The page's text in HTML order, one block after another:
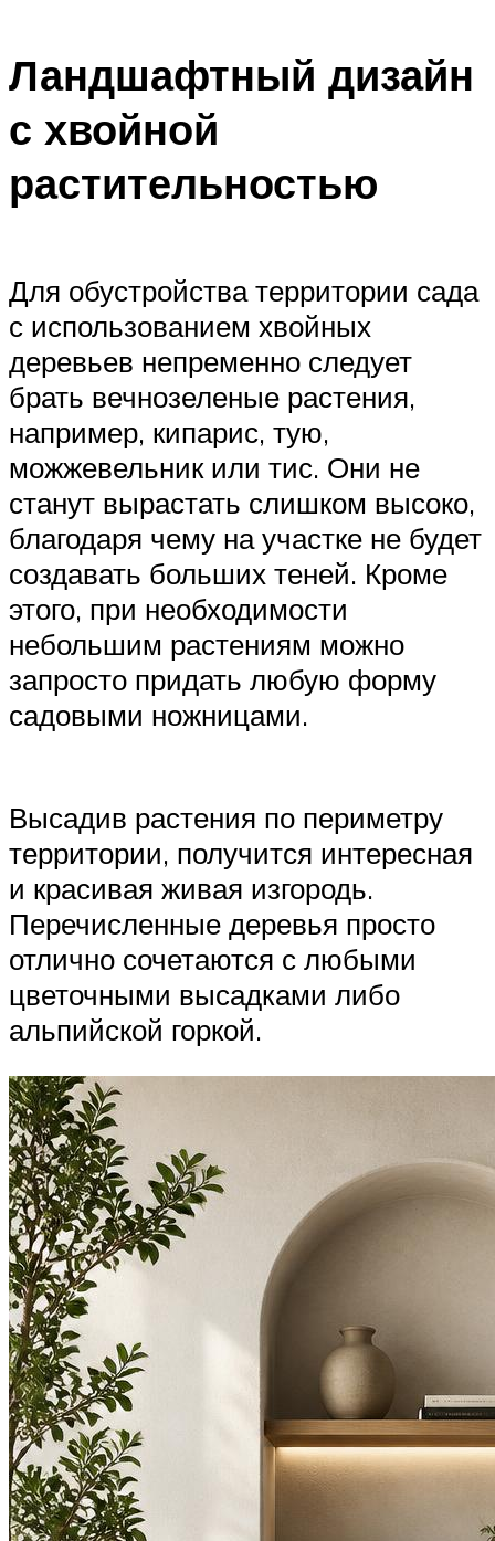
Ландшафтный дизайн
с хвойной
растительностью
Для обустройства территории сада
с использованием хвойных
деревьев непременно следует
брать вечнозеленые растения,
например, кипарис, тую,
можжевельник или тис. Они не
станут вырастать слишком высоко,
благодаря чему на участке не будет
создавать больших теней. Кроме
этого, при необходимости
небольшим растениям можно
запросто придать любую форму
садовыми ножницами.
Высадив растения по периметру
территории, получится интересная
и красивая живая изгородь.
Перечисленные деревья просто
отлично сочетаются с любыми
цветочными высадками либо
альпийской горкой.